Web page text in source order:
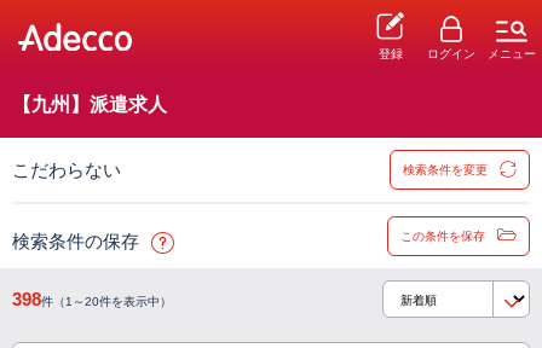
登録 ログイン メニュー
【九州】派遣求人
こだわらない 検索条件を変更
検索条件の保存 この条件を保存
398件（1～20件を表示中）